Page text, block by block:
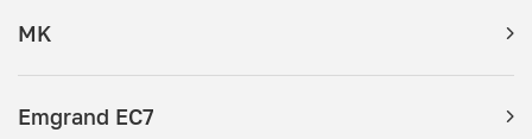
MK
Emgrand EC7